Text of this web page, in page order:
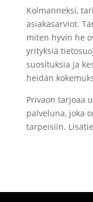
Kolmanneksi,
asiakasarviot.
miten hyvin he
yrityksiä
suosituksia ja
heidän
Privaon tarjoaa
palveluna, joka
tarpeisiin.